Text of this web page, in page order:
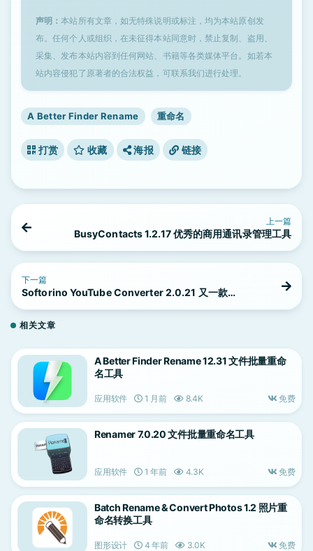
声明：本站所有文章，如无特殊说明或标注，均为本站原创发
布。任何个人或组织，在未征得本站同意时，禁止复制、盗用、
采集、发布本站内容到任何网站、书籍等各类媒体平台。如若本
站内容侵犯了原著者的合法权益，可联系我们进行处理。
A Better Finder Rename 重命名
打赏 收藏 海报 链接
上一篇
BusyContacts 1.2.17 优秀的商用通讯录管理工具
下一篇
Softorino YouTube Converter 2.0.21 又一款
相关文章
A Better Finder Rename 12.31 文件批量重命
名工具
应用软件 1 月前 8.4K 免费
Renamer 7.0.20 文件批量重命名工具
应用软件 1 年前 4.3K 免费
Batch Rename & Convert Photos 1.2 照片重
命名转换工具
图形设计 4 年前 3.0K 免费